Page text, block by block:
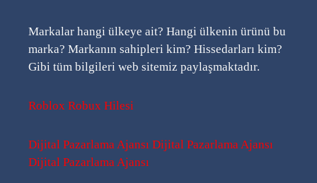
Markalar hangi ülkeye ait? Hangi ülkenin ürünü bu
marka? Markanın sahipleri kim? Hissedarları kim?
Gibi tüm bilgileri web sitemiz paylaşmaktadır.
Roblox Robux Hilesi
Dijital Pazarlama Ajansı Dijital Pazarlama Ajansı
Dijital Pazarlama Ajansı